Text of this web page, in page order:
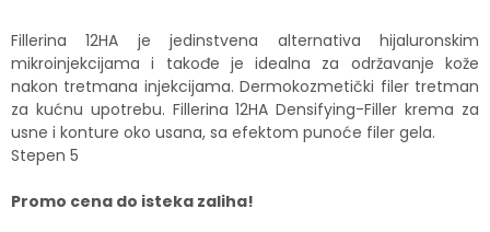
Fillerina 12HA je jedinstvena alternativa hijaluronskim
mikroinjekcijama i takođe je idealna za održavanje kože
nakon tretmana injekcijama. Dermokozmetički filer tretman
za kućnu upotrebu. Fillerina 12HA Densifying-Filler krema za
usne i konture oko usana, sa efektom punoće filer gela.
Stepen 5
Promo cena do isteka zaliha!